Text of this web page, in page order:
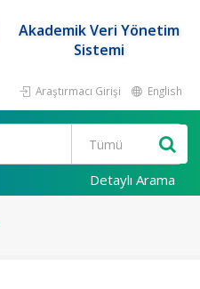
Akademik Veri Yönetim
Sistemi
Araştırmacı Girişi English
Detaylı Arama